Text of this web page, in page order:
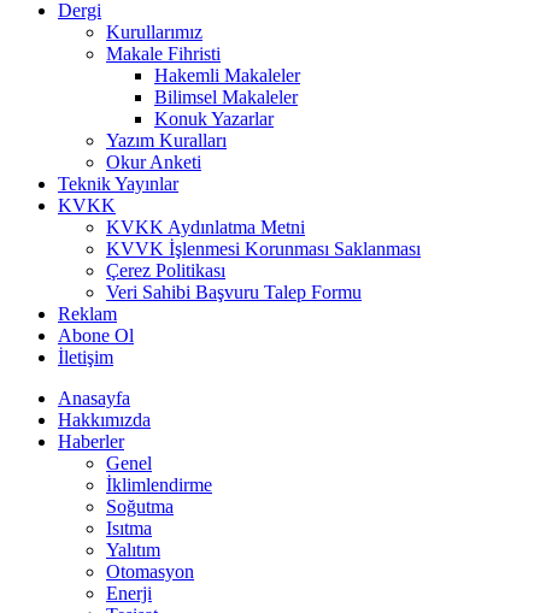
Dergi
Kurullarımız
Makale Fihristi
Hakemli Makaleler
Bilimsel Makaleler
Konuk Yazarlar
Yazım Kuralları
Okur Anketi
Teknik Yayınlar
KVKK
KVKK Aydınlatma Metni
KVVK İşlenmesi Korunması Saklanması
Çerez Politikası
Veri Sahibi Başvuru Talep Formu
Reklam
Abone Ol
İletişim
Anasayfa
Hakkımızda
Haberler
Genel
İklimlendirme
Soğutma
Isıtma
Yalıtım
Otomasyon
Enerji